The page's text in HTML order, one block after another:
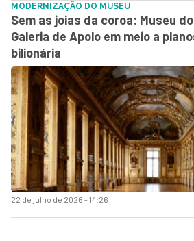
22 de julho de 2026 - 14:26
MODERNIZAÇÃO DO MUSEU
Sem as joias da coroa: Museu
Galeria de Apolo em meio a
bilionária